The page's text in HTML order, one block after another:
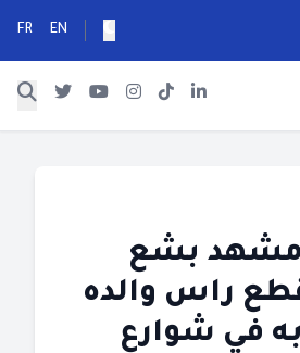
EN
FR
مشهد بشع
راس والده
في شوارع